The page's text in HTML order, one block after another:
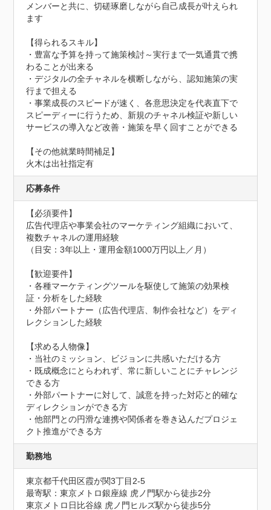
メンバーと共に、切磋琢磨しながら自己成長が叶えられ
ます
【得られるスキル】
・豊富な予算を持って施策検討～実行まで一気通貫で携
わることが出来る
・デジタルの全チャネルを横断しながら、認知施策の実
行まで担える
・事業成長のスピードが速く、各意思決定を代表直下で
スピーディーに行うため、新規のチャネル検証や新しい
サービスの導入など改善・施策を早く回すことができる
【その他就業時間補足】
火木は出社指定有
応募条件
【必須要件】
広告代理店や事業会社のマーケティング組織において、
複数チャネルの運用経験
（目安：3年以上・運用金額1000万円以上／月）
【歓迎要件】
・各種マーケティングツールを駆使して施策の効果検
証・分析をした経験
・外部パートナー（広告代理店、制作会社など）をディ
レクションした経験
【求める人物像】
・当社のミッション、ビジョンに共感いただける方
・既成概念にとらわれず、常に新しいことにチャレンジ
できる方
・外部パートナーに対して、誠意を持った対応と的確な
ディレクションができる方
・他部門との円滑な連携や関係者を巻き込んだプロジェ
クト推進ができる方
勤務地
東京都千代田区霞が関3丁目2-5
最寄駅：東京メトロ銀座線 虎ノ門駅から徒歩2分
東京メトロ日比谷線 虎ノ門ヒルズ駅から徒歩5分